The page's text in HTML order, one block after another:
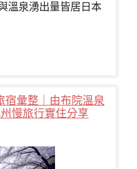
溫泉湧出量皆居日本
宿彙整｜由布院溫泉
慢旅行實住分享